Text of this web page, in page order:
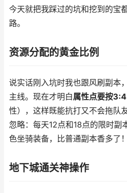
今天就把我踩过的坑和挖到的宝
路。
资源分配的黄金比例
说实话刚入坑时我也跟风刷副本
主线。现在才明白属性点要按
性），这样既能抗打又不会拖队
忽略：每天12点和18点的限时副
色坐骑装备，比普通副本香多了！
地下城通关神操作